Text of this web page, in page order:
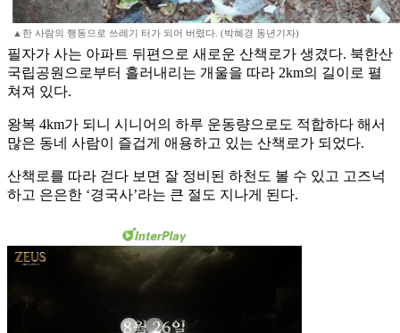
▲한 사람의 행동으로 쓰레기 터가 되어 버렸다. (박혜경 동년기자)
필자가 사는 아파트 뒤편으로 새로운 산책로가 생겼다. 북한산
국립공원으로부터 흘러내리는 개울을 따라 2km의 길이로 펼
쳐져 있다.
왕복 4km가 되니 시니어의 하루 운동량으로도 적합하다 해서
많은 동네 사람이 즐겁게 애용하고 있는 산책로가 되었다.
산책로를 따라 걷다 보면 잘 정비된 하천도 볼 수 있고 고즈넉
하고 은은한 ‘경국사’라는 큰 절도 지나게 된다.